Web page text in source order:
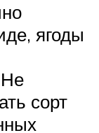
ягоды
Не
сорт